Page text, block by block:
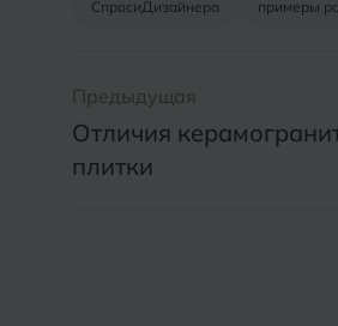
СпросиДизайнера примеры
Предыдущая
Отличия
плитки